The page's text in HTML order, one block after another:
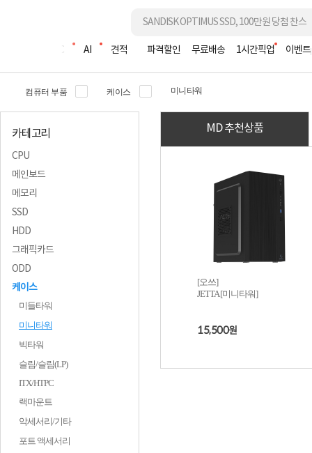
조립PC AI 견적 파격할인 무료배송 1시간픽업 이벤트
컴퓨터 부품 케이스 미니타워
카테고리
CPU
메인보드
메모리
SSD
HDD
그래픽카드
ODD
케이스
미들타워
미니타워
빅타워
슬림/슬림(LP)
ITX/HTPC
랙마운트
악세서리/기타
포트 액세서리
MD 추천상품
[오쓰]
JETTA [미니타워]
15,500원